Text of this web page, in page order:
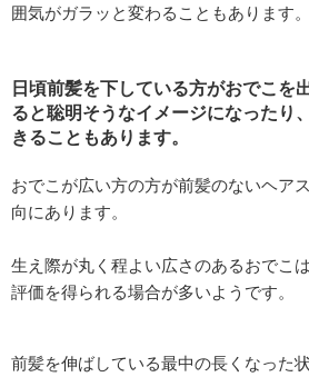
囲気がガラッと変わることもあります。
日頃前髪を下している方がおでこを
ると聡明そうなイメージになったり
きることもあります。
おでこが広い方の方が前髪のないヘア
向にあります。
生え際が丸く程よい広さのあるおでこ
評価を得られる場合が多いようです。
前髪を伸ばしている最中の長くなった